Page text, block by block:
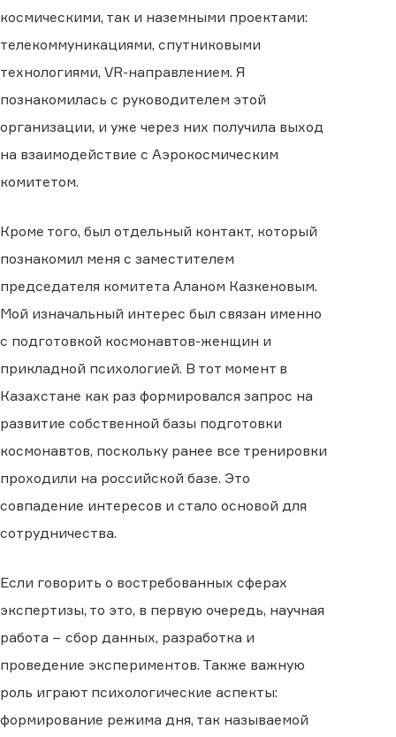
космическими, так и наземными проектами:
телекоммуникациями, спутниковыми
технологиями, VR-направлением. Я
познакомилась с руководителем этой
организации, и уже через них получила выход
на взаимодействие с Аэрокосмическим
комитетом.
Кроме того, был отдельный контакт, который
познакомил меня с заместителем
председателя комитета Аланом Казкеновым.
Мой изначальный интерес был связан именно
с подготовкой космонавтов-женщин и
прикладной психологией. В тот момент в
Казахстане как раз формировался запрос на
развитие собственной базы подготовки
космонавтов, поскольку ранее все тренировки
проходили на российской базе. Это
совпадение интересов и стало основой для
сотрудничества.
Если говорить о востребованных сферах
экспертизы, то это, в первую очередь, научная
работа − сбор данных, разработка и
проведение экспериментов. Также важную
роль играют психологические аспекты:
формирование режима дня, так называемой